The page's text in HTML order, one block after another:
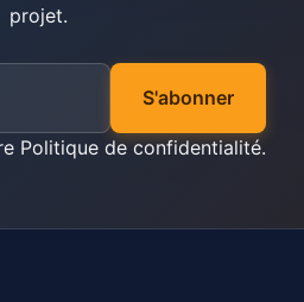
projet.
S'abonner
Politique de confidentialité.